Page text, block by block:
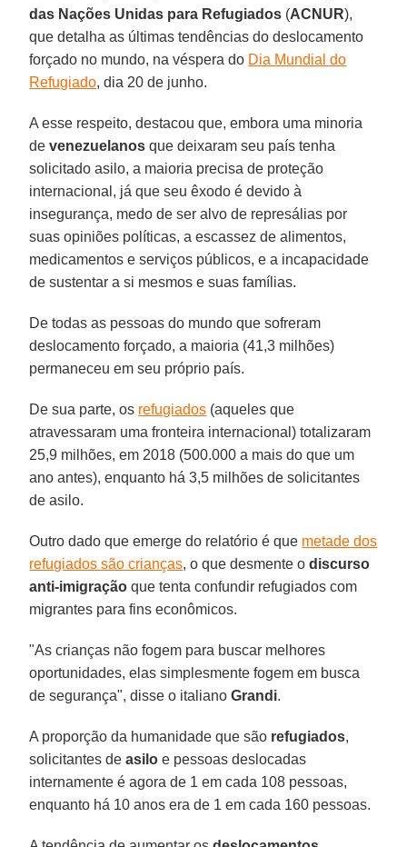
das Nações Unidas para Refugiados (ACNUR),
que detalha as últimas tendências do deslocamento
forçado no mundo, na véspera do Dia Mundial do
Refugiado, dia 20 de junho.
A esse respeito, destacou que, embora uma minoria
devenezuelanos que deixaram seu país tenha
solicitado asilo, a maioria precisa de proteção
internacional, já que seu êxodo é devido à
insegurança, medo de ser alvo de represálias por
suas opiniões políticas, a escassez de alimentos,
medicamentos e serviços públicos, e a incapacidade
de sustentar a si mesmos e suas famílias.
De todas as pessoas do mundo que sofreram
deslocamento forçado, a maioria (41,3 milhões)
permaneceu em seu próprio país.
De sua parte, os refugiados (aqueles que
atravessaram uma fronteira internacional) totalizaram
25,9 milhões, em 2018 (500.000 a mais do que um
ano antes), enquanto há 3,5 milhões de solicitantes
de asilo.
Outro dado que emerge do relatório é que metade dos
refugiados são crianças, o que desmente odiscurso
anti-imigração que tenta confundir refugiados com
migrantes para fins econômicos.
"As crianças não fogem para buscar melhores
oportunidades, elas simplesmente fogem em busca
de segurança", disse o italianoGrandi.
A proporção da humanidade que são refugiados,
solicitantes deasilo e pessoas deslocadas
internamente é agora de 1 em cada 108 pessoas,
enquanto há 10 anos era de 1 em cada 160 pessoas.